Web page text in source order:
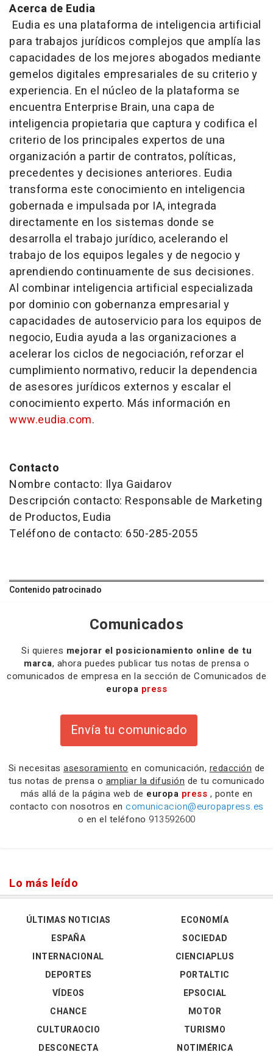
Acerca de Eudia
Eudia es una plataforma de inteligencia artificial
para trabajos jurídicos complejos que amplía las
capacidades de los mejores abogados mediante
gemelos digitales empresariales de su criterio y
experiencia. En el núcleo de la plataforma se
encuentra Enterprise Brain, una capa de
inteligencia propietaria que captura y codifica el
criterio de los principales expertos de una
organización a partir de contratos, políticas,
precedentes y decisiones anteriores. Eudia
transforma este conocimiento en inteligencia
gobernada e impulsada por IA, integrada
directamente en los sistemas donde se
desarrolla el trabajo jurídico, acelerando el
trabajo de los equipos legales y de negocio y
aprendiendo continuamente de sus decisiones.
Al combinar inteligencia artificial especializada
por dominio con gobernanza empresarial y
capacidades de autoservicio para los equipos de
negocio, Eudia ayuda a las organizaciones a
acelerar los ciclos de negociación, reforzar el
cumplimiento normativo, reducir la dependencia
de asesores jurídicos externos y escalar el
conocimiento experto. Más información en
www.eudia.com.
Contacto
Nombre contacto: Ilya Gaidarov
Descripción contacto: Responsable de Marketing
de Productos, Eudia
Teléfono de contacto: 650-285-2055
Contenido patrocinado
Comunicados
Si quieres mejorar el posicionamiento online de tu
marca, ahora puedes publicar tus notas de prensa o
comunicados de empresa en la sección de Comunicados de
europa press
Envía tu comunicado
Si necesitas asesoramiento en comunicación, redacción de
tus notas de prensa o ampliar la difusión de tu comunicado
más allá de la página web de europa press , ponte en
contacto con nosotros en comunicacion@europapress.es
o en el teléfono 913592600
Lo más leído
ÚLTIMAS NOTICIAS
ESPAÑA
INTERNACIONAL
DEPORTES
VÍDEOS
ECONOMÍA
SOCIEDAD
CIENCIAPLUS
PORTALTIC
EPSOCIAL
CHANCE
CULTURAOCIO
DESCONECTA
MOTOR
TURISMO
NOTIMÉRICA